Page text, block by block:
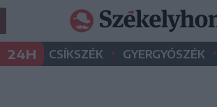
24H CSÍKSZÉK • GYERGYÓSZÉK •